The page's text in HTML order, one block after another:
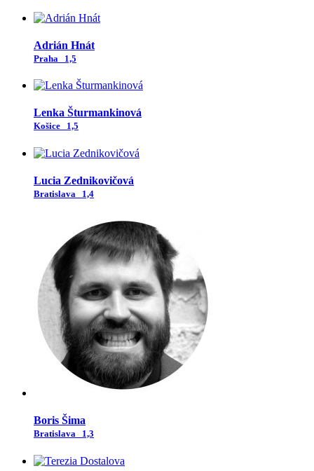
Adrián Hnát
Praha 1,5
Lenka Šturmankinová
Košice 1,5
Lucia Zednikovičová
Bratislava 1,4
Boris Šima
Bratislava 1,3